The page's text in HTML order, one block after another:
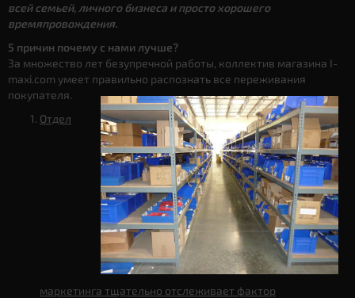
всей семьей, личного бизнеса и просто хорошего
времяпровождения.
5 причин почему с нами лучше?
За множество лет безупречной работы, коллектив магазина I-
maxi.com умеет правильно распознать все переживания
покупателя.
Отдел
маркетинга тщательно отслеживает фактор